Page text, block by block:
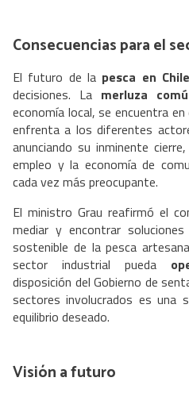
Consecuencias para el
El futuro de la pesca en Chile
decisiones. La merluza
economía local, se encuentra
enfrenta a los diferentes
anunciando su inminente
empleo y la economía de
cada vez más preocupante.
El ministro Grau reafirmó el
mediar y encontrar
sostenible de la pesca
sector industrial pueda
disposición del Gobierno de
sectores involucrados es una
equilibrio deseado.
Visión a futuro